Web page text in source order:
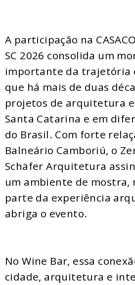
A participação na
SC 2026 consolida um
importante da trajetória
que há mais de duas
projetos de arquitetura
Santa Catarina e em
do Brasil. Com forte
Balneário Camboriú, o
Schäfer Arquitetura
um ambiente de mostra,
parte da experiência
abriga o evento.
No Wine Bar, essa
cidade, arquitetura e